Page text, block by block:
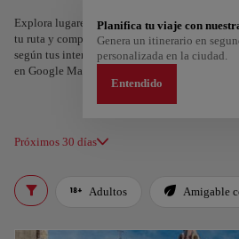
Explora lugares, experiencias y marca con el
tu ruta y compartirla. ¿Quieres más ideas?
según tus intereses y la duración de tu viaje:
en Google Maps.
Próximos 30 días
Planifica tu viaje con
Genera un itinerario en
personalizada en la ciudad.
Entendido
Adultos Amigable